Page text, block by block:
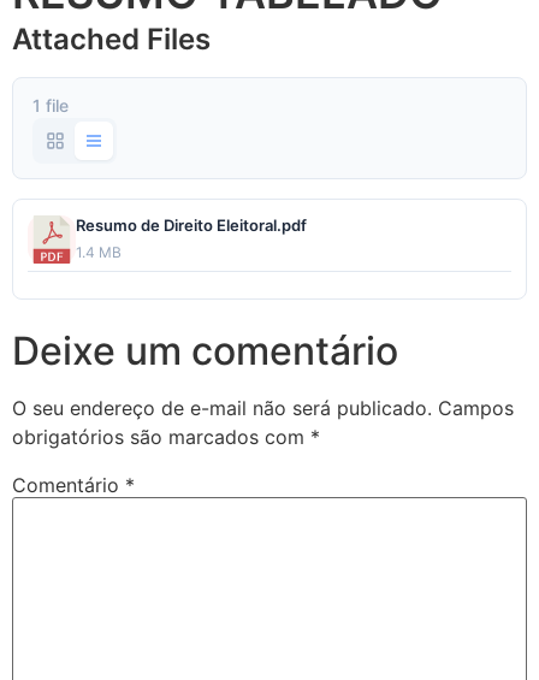
Attached Files
1 file
Resumo de Direito Eleitoral.pdf
1.4 MB
Deixe um comentário
O seu endereço de e-mail não será publicado. Campos
obrigatórios são marcados com *
Comentário *